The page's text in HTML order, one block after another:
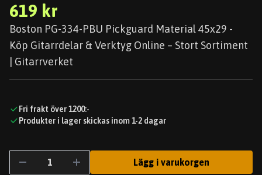
619 kr
Boston PG-334-PBU Pickguard Material 45x29 -
Köp Gitarrdelar & Verktyg Online – Stort Sortiment
| Gitarrverket
Fri frakt över 1200:-
Produkter i lager skickas inom 1-2 dagar
Lägg i varukorgen